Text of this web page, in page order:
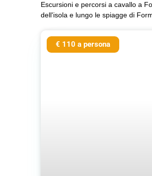
Escursioni e percorsi a cavallo a
dell'isola e lungo le spiagge di
€ 110 a persona